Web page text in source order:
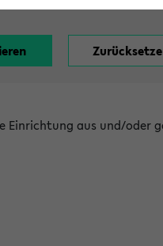
Einrichtung aus und/oder